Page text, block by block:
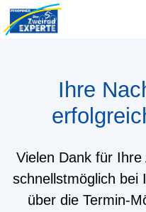
Ihre
Vielen Dank für
schnellstmöglich bei
über die Termin-